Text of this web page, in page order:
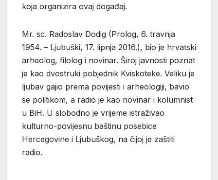
koja organizira ovaj događaj.
Mr. sc. Radoslav Dodig (Prolog, 6. travnja
1954. – Ljubuški, 17. lipnja 2016.), bio je hrvatski
arheolog, filolog i novinar. Široj javnosti poznat
je kao dvostruki pobjednik Kviskoteke. Veliku je
ljubav gajio prema povijesti i arheologiji, bavio
se politikom, a radio je kao novinar i kolumnist
u BiH. U slobodno je vrijeme istraživao
kulturno-povijesnu baštinu posebice
Hercegovine i Ljubuškog, na čijoj je zaštiti
radio.